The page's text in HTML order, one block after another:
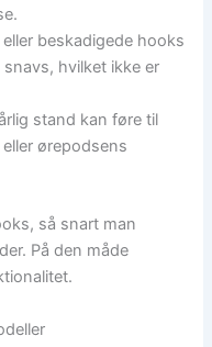
beskadigede hooks
hvilket ikke er
stand kan føre til
ørepodsens
så snart man
På den måde